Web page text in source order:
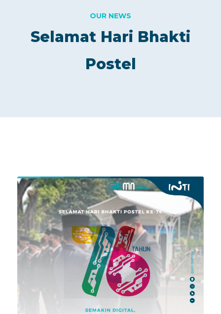
OUR NEWS
Selamat Hari Bhakti
Postel